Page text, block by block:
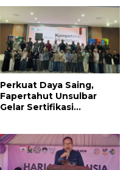
Perkuat Daya Saing,
Fapertahut Unsulbar
Gelar Sertifikasi